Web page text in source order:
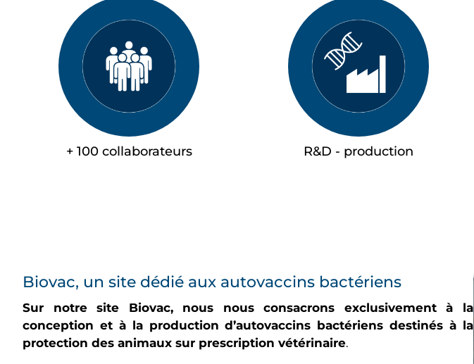
+ 100 collaborateurs R&D - production
Biovac, un site dédié aux autovaccins bactériens
Sur notre site Biovac, nous nous consacrons exclusivement à la
conception et à la production d’autovaccins bactériens destinés à la
protection des animaux sur prescription vétérinaire.